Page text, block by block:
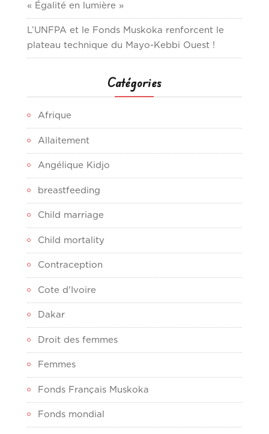
« Égalité en lumière »
L’UNFPA et le Fonds Muskoka renforcent le
plateau technique du Mayo-Kebbi Ouest !
Catégories
Afrique
Allaitement
Angélique Kidjo
breastfeeding
Child marriage
Child mortality
Contraception
Cote d'Ivoire
Dakar
Droit des femmes
Femmes
Fonds Français Muskoka
Fonds mondial